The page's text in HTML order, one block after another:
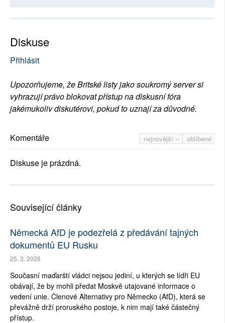
Diskuse
Přihlásit
Upozorňujeme, že Britské listy jako soukromý server si
vyhrazují právo blokovat přístup na diskusní fóra
jakémukoliv diskutérovi, pokud to uznají za důvodné.
nejnovější oblíbené
Komentáře
Diskuse je prázdná.
Související články
Německá AfD je podezřelá z předávání tajných
dokumentů EU Rusku
25. 3. 2026
Současní maďarští vládci nejsou jediní, u kterých se lídři EU
obávají, že by mohli předat Moskvě utajované informace o
vedení unie. Členové Alternativy pro Německo (AfD), která se
převážně drží proruského postoje, k nim mají také částečný
přístup.